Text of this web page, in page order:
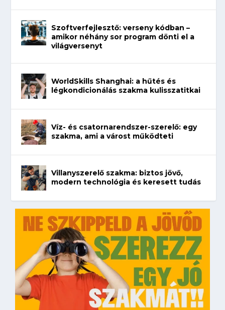
Szoftverfejlesztő: verseny kódban –
amikor néhány sor program dönti el a
világversenyt
WorldSkills Shanghai: a hűtés és
légkondicionálás szakma kulisszatitkai
Víz- és csatornarendszer-szerelő: egy
szakma, ami a várost működteti
Villanyszerelő szakma: biztos jövő,
modern technológia és keresett tudás